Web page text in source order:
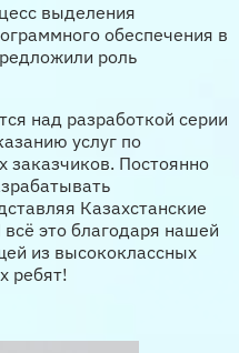
выделения
обеспечения в
роль
над разработкой серии
услуг по
заказчиков. Постоянно
Казахстанские
это благодаря нашей
из высококлассных
ребят!